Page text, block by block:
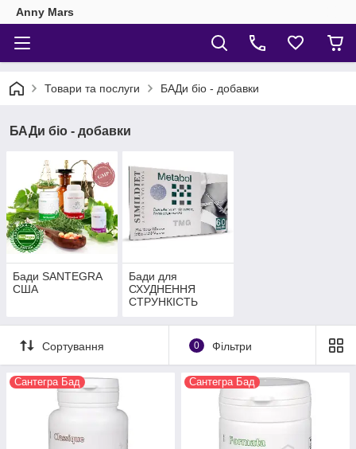
Anny Mars
Товари та послуги БАДи біо - добавки
БАДи біо - добавки
Бади SANTEGRA
США
Бади для
СХУДНЕННЯ
СТРУНКІСТЬ
Сортування 0 Фільтри
Сантегра Бад Сантегра Бад